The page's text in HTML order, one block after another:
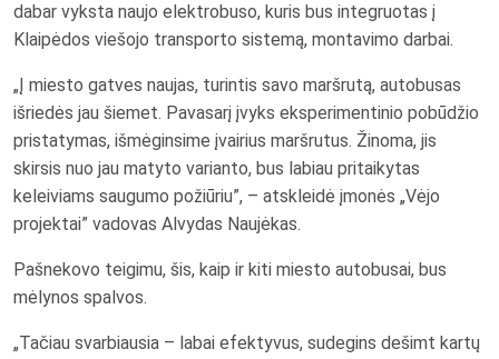
dabar vyksta naujo elektrobuso, kuris bus integruotas į
Klaipėdos viešojo transporto sistemą, montavimo darbai.
„Į miesto gatves naujas, turintis savo maršrutą, autobusas
išriedės jau šiemet. Pavasarį įvyks eksperimentinio pobūdžio
pristatymas, išmėginsime įvairius maršrutus. Žinoma, jis
skirsis nuo jau matyto varianto, bus labiau pritaikytas
keleiviams saugumo požiūriu”, – atskleidė įmonės „Vėjo
projektai” vadovas Alvydas Naujėkas.
Pašnekovo teigimu, šis, kaip ir kiti miesto autobusai, bus
mėlynos spalvos.
„Tačiau svarbiausia – labai efektyvus, sudegins dešimt kartų